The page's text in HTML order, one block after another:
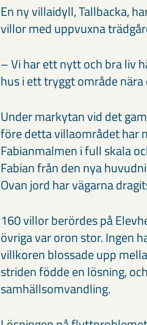
En ny villaidyll, Tallbacka,
villor med uppvuxna
– Vi har ett nytt och bra liv
hus i ett tryggt område
Under markytan vid det
före detta villaområdet har
Fabianmalmen i full skala
Fabian från den nya
Ovan jord har vägarna
160 villor berördes på
övriga var oron stor. Ingen
villkoren blossade upp
striden födde en lösning,
samhällsomvandling.